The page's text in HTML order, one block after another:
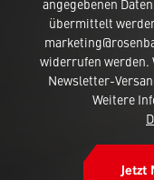
angegebenen
übermittelt
widerrufen werden.
Newsletter-
Weitere
Jetzt